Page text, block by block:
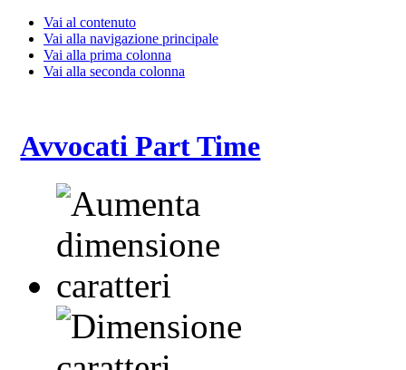
Vai al contenuto
Vai alla navigazione principale
Vai alla prima colonna
Vai alla seconda colonna
Avvocati Part Time